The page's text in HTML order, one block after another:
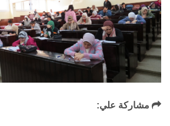
مشاركة علي: